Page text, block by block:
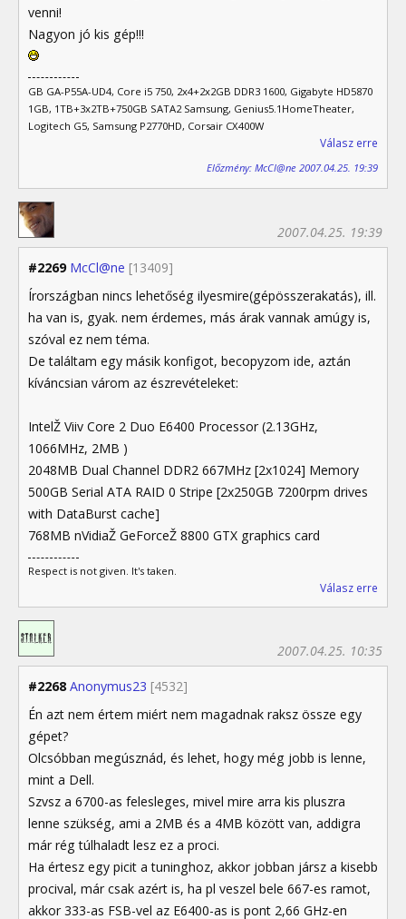
venni!
Nagyon jó kis gép!!!
GB GA-P55A-UD4, Core i5 750, 2x4+2x2GB DDR3 1600, Gigabyte HD5870
1GB, 1TB+3x2TB+750GB SATA2 Samsung, Genius5.1HomeTheater,
Logitech G5, Samsung P2770HD, Corsair CX400W
Válasz erre
Előzmény: McCl@ne 2007.04.25. 19:39
#2269 McCl@ne [13409]
2007.04.25. 19:39
Írországban nincs lehetőség ilyesmire(gépösszerakatás), ill.
ha van is, gyak. nem érdemes, más árak vannak amúgy is,
szóval ez nem téma.
De találtam egy másik konfigot, becopyzom ide, aztán
kíváncsian várom az észrevételeket:
IntelŽ Viiv Core 2 Duo E6400 Processor (2.13GHz,
1066MHz, 2MB )
2048MB Dual Channel DDR2 667MHz [2x1024] Memory
500GB Serial ATA RAID 0 Stripe [2x250GB 7200rpm drives
with DataBurst cache]
768MB nVidiaŽ GeForceŽ 8800 GTX graphics card
Respect is not given. It's taken.
Válasz erre
#2268 Anonymus23 [4532]
2007.04.25. 10:35
Én azt nem értem miért nem magadnak raksz össze egy
gépet?
Olcsóbban megúsznád, és lehet, hogy még jobb is lenne,
mint a Dell.
Szvsz a 6700-as felesleges, mivel mire arra kis pluszra
lenne szükség, ami a 2MB és a 4MB között van, addigra
már rég túlhaladt lesz ez a proci.
Ha értesz egy picit a tuninghoz, akkor jobban jársz a kisebb
procival, már csak azért is, ha pl veszel bele 667-es ramot,
akkor 333-as FSB-vel az E6400-as is pont 2,66 GHz-en